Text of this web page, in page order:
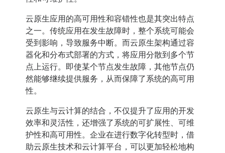
云原生应用的高可用性和容错性也是其突出特点
之一。传统应用在发生故障时，整个系统可能会
受到影响，导致服务中断。而云原生架构通过容
器化和分布式部署的方式，将应用分散到多个节
点上运行。即使某个节点发生故障，其他节点仍
然能够继续提供服务，从而保障了系统的高可用
性。
云原生与云计算的结合，不仅提升了应用的开发
效率和灵活性，还增强了系统的可扩展性、可维
护性和高可用性。企业在进行数字化转型时，借
助云原生技术和云计算平台，可以更加轻松地构